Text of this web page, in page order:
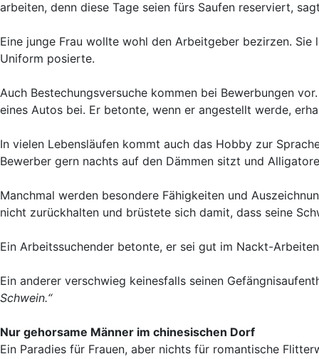
arbeiten, denn diese Tage seien fürs Saufen reserviert,
Eine junge Frau wollte wohl den Arbeitgeber bezirzen.
Uniform posierte.
Auch Bestechungsversuche kommen bei Bewerbungen
eines Autos bei. Er betonte, wenn er angestellt werde,
In vielen Lebensläufen kommt auch das Hobby zur
Bewerber gern nachts auf den Dämmen sitzt und
Manchmal werden besondere Fähigkeiten und
nicht zurückhalten und brüstete sich damit, dass seine
Ein Arbeitssuchender betonte, er sei gut im Nackt-
Ein anderer verschwieg keinesfalls seinen
Schwein.“
Nur gehorsame Männer im chinesischen Dorf
Ein Paradies für Frauen, aber nichts für romantische